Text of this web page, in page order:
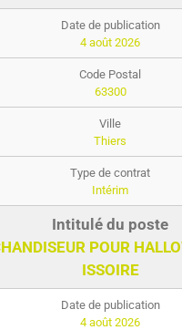
4 août 2026
63300
Thiers
Intérim
POUR
ISSOIRE
4 août 2026